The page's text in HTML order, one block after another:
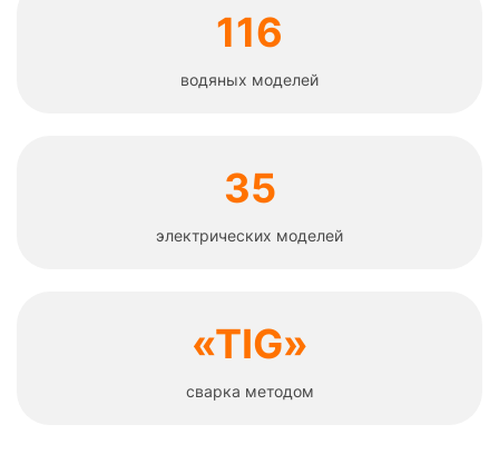
116
водяных моделей
35
электрических моделей
«TIG»
сварка методом